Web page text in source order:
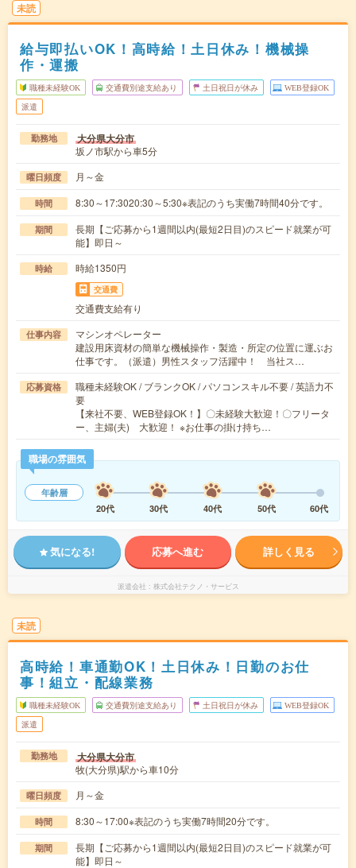
未読
給与即払いOK！高時給！土日休み！機械操
作・運搬
職種未経験OK 交通費別途支給あり 土日祝日が休み WEB登録OK
派遣
勤務地 大分県大分市
坂ノ市駅から車5分
曜日頻度 月～金
時間 8:30～17:3020:30～5:30※表記のうち実働7時間40分です。
期間
長期【ご応募から1週間以内(最短2日目)のスピード就業が可
能】即日～
時給 時給1350円
交通費
交通費支給有り
仕事内容
マシンオペレーター
建設用床資材の簡単な機械操作・製造・所定の位置に運ぶお
仕事です。（派遣）男性スタッフ活躍中！ 当社ス…
応募資格
職種未経験OK / ブランクOK / パソコンスキル不要 / 英語力不
要
【来社不要、WEB登録OK！】〇未経験大歓迎！〇フリータ
ー、主婦(夫) 大歓迎！ ※お仕事の掛け持ち…
職場の雰囲気
年齢層
20代
30代 40代 50代 60代
気になる! 応募へ進む 詳しく見る
派遣会社 株式会社テクノ・サービス
未読
高時給！車通勤OK！土日休み！日勤のお仕
事！組立・配線業務
職種未経験OK 交通費別途支給あり 土日祝日が休み WEB登録OK
派遣
勤務地 大分県大分市
牧(大分県)駅から車10分
曜日頻度 月～金
時間 8:30～17:00※表記のうち実働7時間20分です。
期間
長期【ご応募から1週間以内(最短2日目)のスピード就業が可
能】即日～